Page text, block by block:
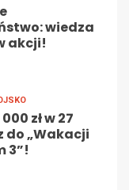
wiedza
akcji!
zł w 27
do „Wakacji
3”!